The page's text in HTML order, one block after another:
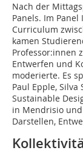
Nach der
Panels. Im
Curriculum
kamen
Professor:innen
Entwerfen und
moderierte. Es
Paul Epple, Silva
Sustainable
in Mendrisio
Darstellen,